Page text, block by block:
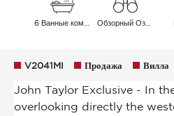
V2041MI Продажа Вилла